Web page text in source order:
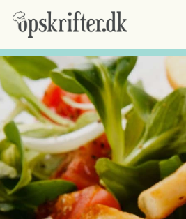
Der er ingen varer i din kurv.